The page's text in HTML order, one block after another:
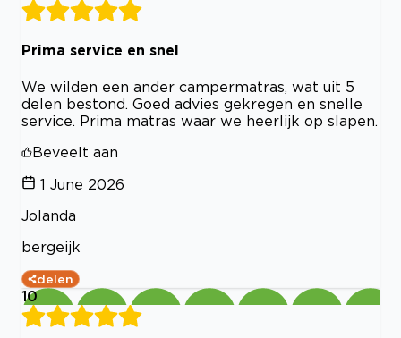
Prima service en snel
We wilden een ander campermatras, wat uit 5
delen bestond. Goed advies gekregen en snelle
service. Prima matras waar we heerlijk op slapen.
Beveelt aan
1 June 2026
Jolanda
bergeijk
delen
10